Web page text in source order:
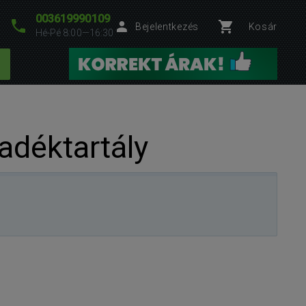
003619990109
Hé-Pé 8:00—16:30
Bejelentkezés Kosár